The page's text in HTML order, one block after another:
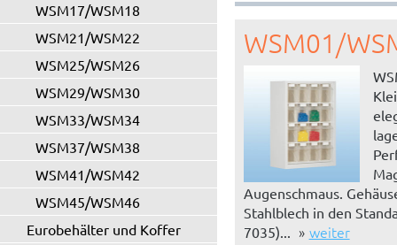
WSM17/WSM18
WSM21/WSM22
WSM25/WSM26
WSM29/WSM30
WSM33/WSM34
WSM37/WSM38
WSM41/WSM42
WSM45/WSM46
Eurobehälter und Koffer
WSM01/
Augenschmaus.
Stahlblech in den
7035)...
weiter